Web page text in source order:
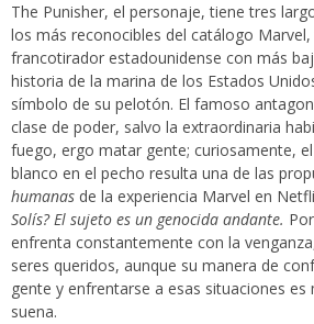
The Punisher, el personaje, tiene tres
los más reconocibles del catálogo
francotirador estadounidense con más
historia de la marina de los Estados
símbolo de su pelotón. El famoso
clase de poder, salvo la extraordinaria
fuego, ergo matar gente; curiosamente,
blanco en el pecho resulta una de las
humanas de la experiencia Marvel en
Solís? El sujeto es un genocida andante.
enfrenta constantemente con la
seres queridos, aunque su manera de
gente y enfrentarse a esas situaciones
suena.